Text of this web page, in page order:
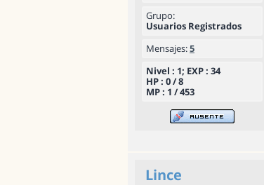
Grupo:
Usuarios Registrados
Mensajes:5
Nivel : 1; EXP : 34
HP : 0 / 8
MP : 1 / 453
Lince